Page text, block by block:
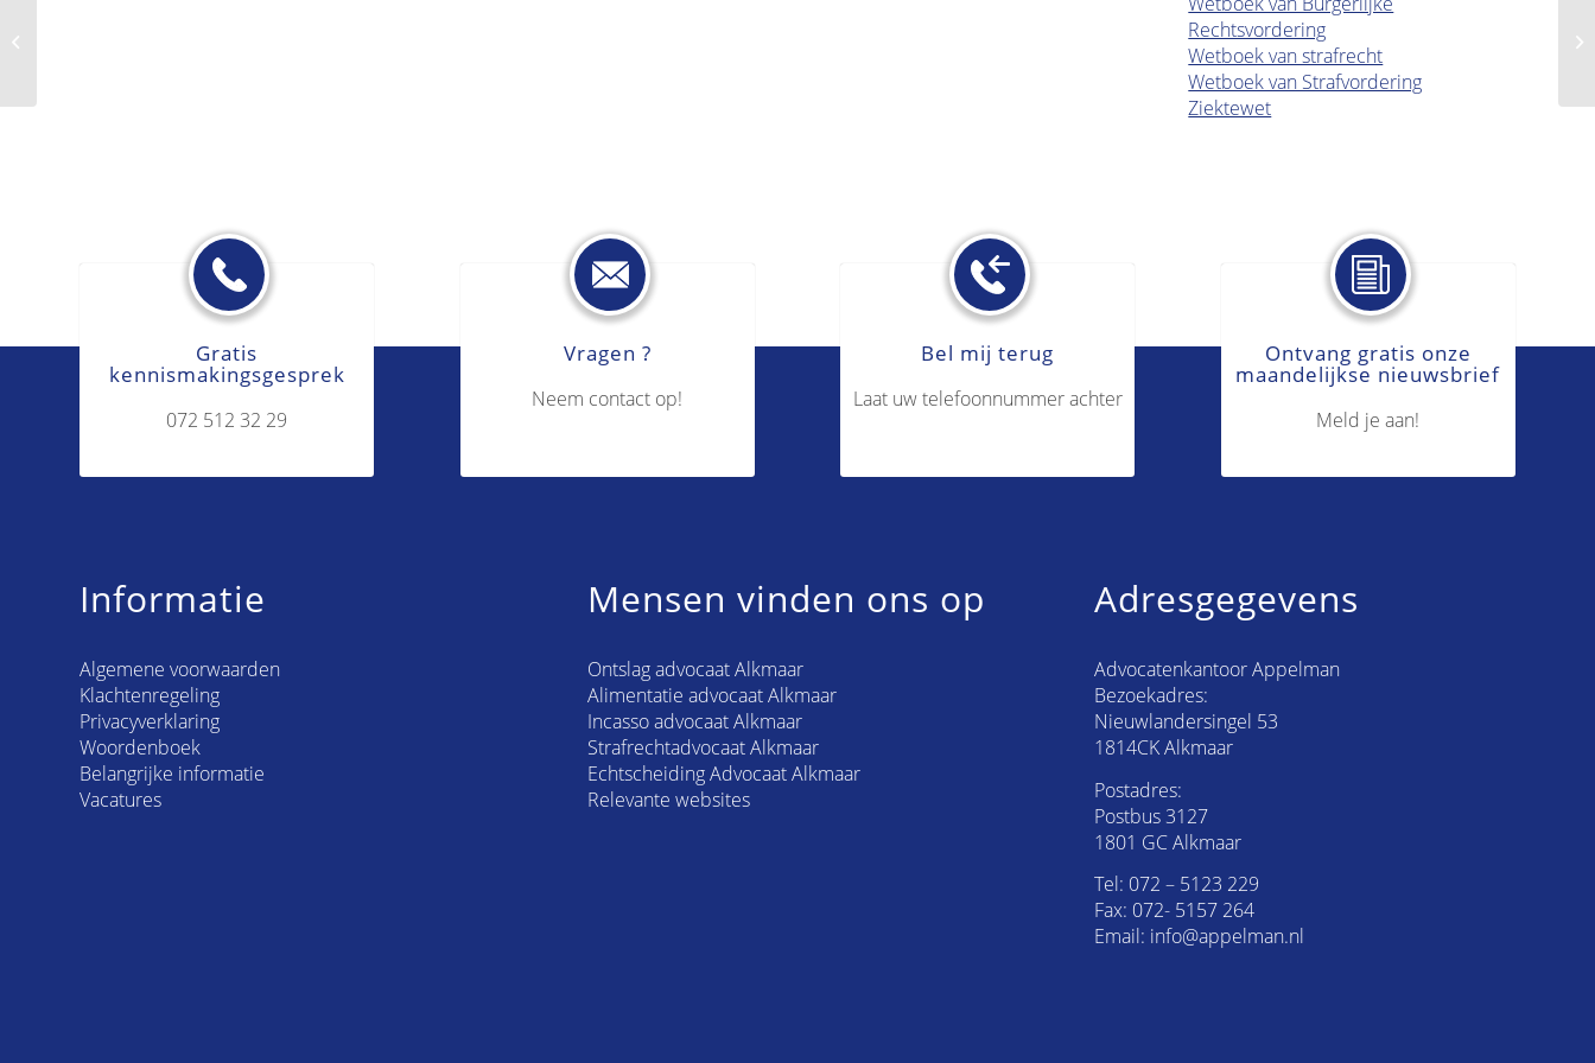
Rechtsvordering
Wetboek van strafrecht
Wetboek van Strafvordering
Ziektewet
Gratis
kennismakingsgesprek
072 512 32 29
Vragen ?
Neem contact op!
Bel mij terug
Laat uw telefoonnummer achter
Ontvang gratis onze
maandelijkse nieuwsbrief
Meld je aan!
Informatie
Algemene voorwaarden
Klachtenregeling
Privacyverklaring
Woordenboek
Belangrijke informatie
Vacatures
Mensen vinden ons op
Ontslag advocaat Alkmaar
Alimentatie advocaat Alkmaar
Incasso advocaat Alkmaar
Strafrechtadvocaat Alkmaar
Echtscheiding Advocaat Alkmaar
Relevante websites
Adresgegevens
Advocatenkantoor Appelman
Bezoekadres:
Nieuwlandersingel 53
1814CK Alkmaar
Postadres:
Postbus 3127
1801 GC Alkmaar
Tel: 072 – 5123 229
Fax: 072- 5157 264
Email: info@appelman.nl